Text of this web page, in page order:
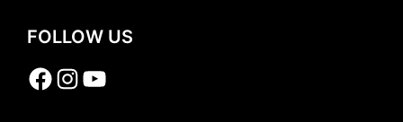
FOLLOW US
Facebook
Instagram
YouTube